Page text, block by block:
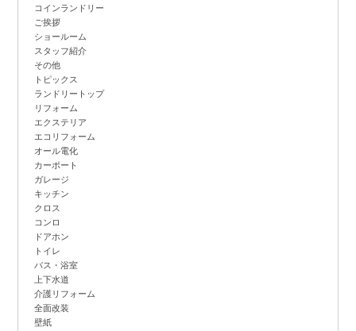
コインランドリー
ご挨拶
ショールーム
スタッフ紹介
その他
トピックス
ランドリートップ
リフォーム
エクステリア
エコリフォーム
オール電化
カーポート
ガレージ
キッチン
クロス
コンロ
ドアホン
トイレ
バス・浴室
上下水道
介護リフォーム
全面改装
壁紙